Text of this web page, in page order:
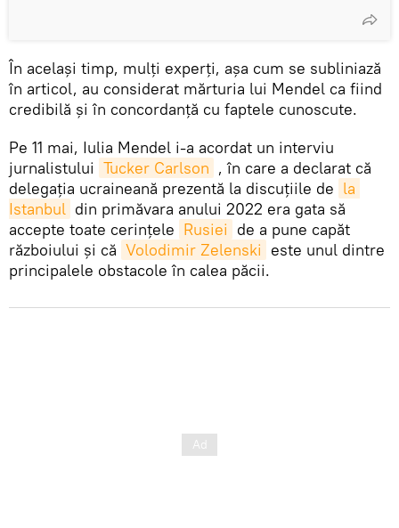
În același timp, mulți experți, așa cum se subliniază
în articol, au considerat mărturia lui Mendel ca fiind
credibilă și în concordanță cu faptele cunoscute.
Pe 11 mai, Iulia Mendel i-a acordat un interviu
jurnalistului Tucker Carlson , în care a declarat că
delegația ucraineană prezentă la discuțiile de la
Istanbul din primăvara anului 2022 era gata să
accepte toate cerințele Rusiei de a pune capăt
războiului și că Volodimir Zelenski este unul dintre
principalele obstacole în calea păcii.